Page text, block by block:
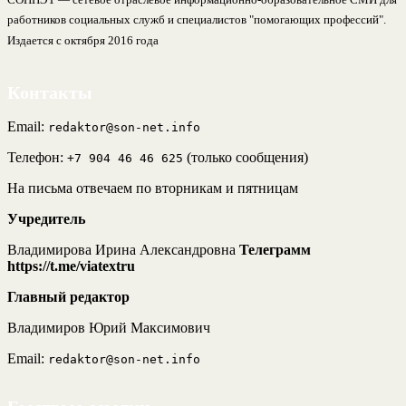
работников социальных служб и специалистов "помогающих профессий".
Издается с октября 2016 года
Email: redaktor@son-net.info
Телефон: +7 904 46 46 625 (только сообщения)
На письма отвечаем по вторникам и пятницам
Учредитель
Владимирова Ирина Александровна Телеграмм
https://t.me/viatextru
Главный редактор
Владимиров Юрий Максимович
Email: redaktor@son-net.info